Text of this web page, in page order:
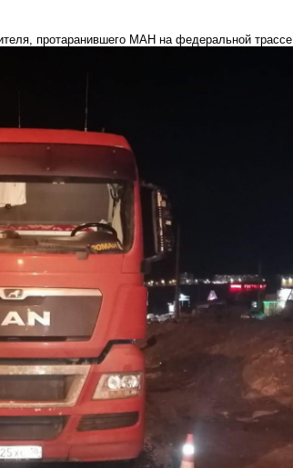
протаранившего МАН на федеральной трассе